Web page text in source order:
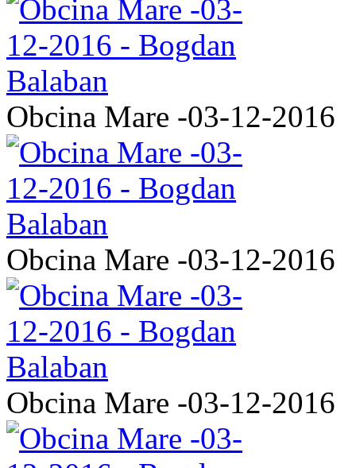
Obcina Mare -03-12-2016
Obcina Mare -03-12-2016
Obcina Mare -03-12-2016